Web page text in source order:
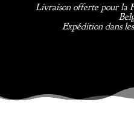
Livraison offerte pour la
Expédition dans